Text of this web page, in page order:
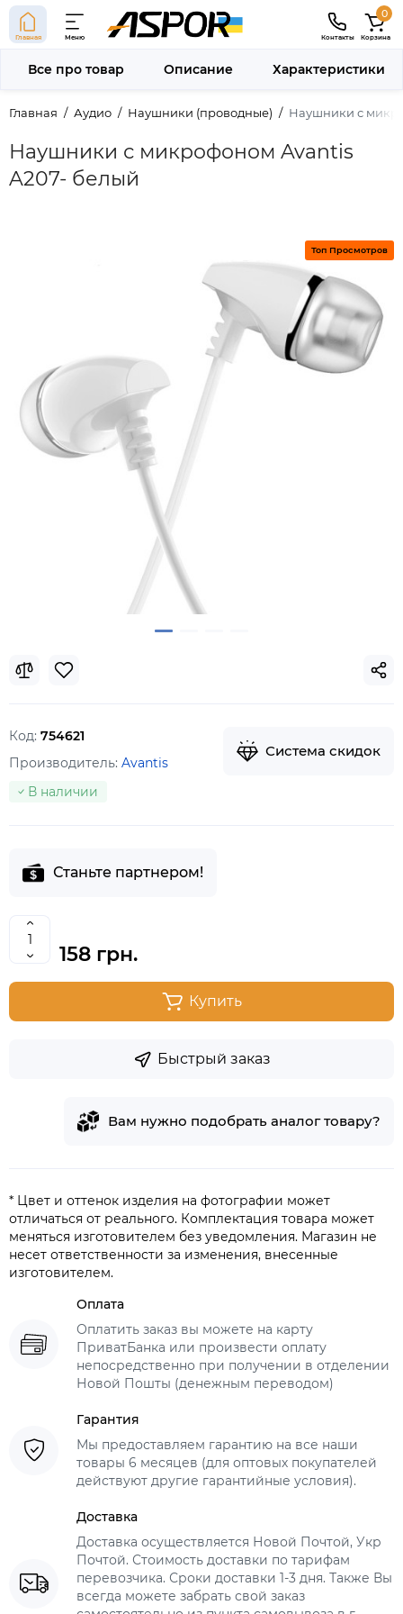
Главная Меню Контакты
0
Корзина
Главная Аудио Наушники (проводные) Наушники с
Наушники с микрофоном Avantis
A207- белый
Все про товар Описание Характеристики
Топ Просмотров
Код: 754621
Производитель: Avantis
В наличии
Система скидок
Станьте партнером!
158 грн.
Купить
Быстрый заказ
Вам нужно подобрать аналог товару?
* Цвет и оттенок изделия на фотографии может
отличаться от реального. Комплектация товара может
меняться изготовителем без уведомления. Магазин не
несет ответственности за изменения, внесенные
изготовителем.
Оплата
Оплатить заказ вы можете на карту
ПриватБанка или произвести оплату
непосредственно при получении в отделении
Новой Пошты (денежным переводом)
Гарантия
Мы предоставляем гарантию на все наши
товары 6 месяцев (для оптовых покупателей
действуют другие гарантийные условия).
Доставка
Доставка осуществляется Новой Почтой, Укр
Почтой. Стоимость доставки по тарифам
перевозчика. Сроки доставки 1-3 дня. Также Вы
всегда можете забрать свой заказ